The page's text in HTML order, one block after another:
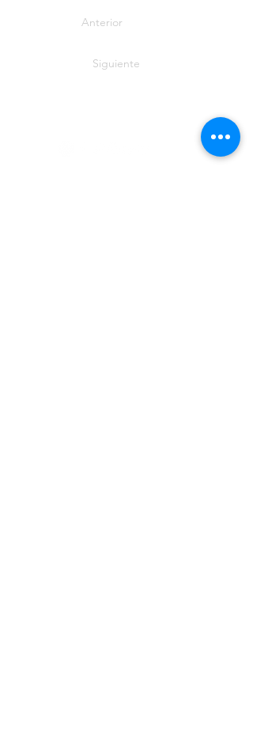
Anterior
Siguiente